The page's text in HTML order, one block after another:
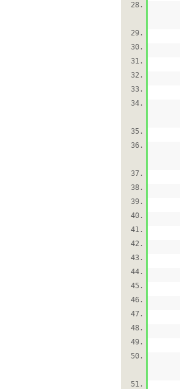
28.
29.
30.
31.
32.
33.
34.
35.
36.
37.
38.
39.
40.
41.
42.
43.
44.
45.
46.
47.
48.
49.
50.
51.